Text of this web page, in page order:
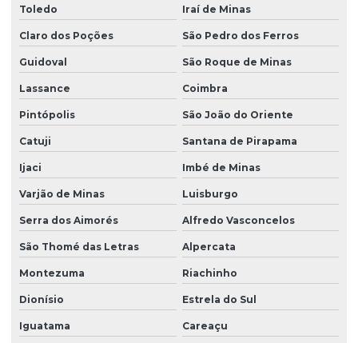
Toledo Iraí de Minas
Claro dos Poções São Pedro dos Ferros
Guidoval São Roque de Minas
Lassance Coimbra
Pintópolis São João do Oriente
Catuji Santana de Pirapama
Ijaci Imbé de Minas
Varjão de Minas Luisburgo
Serra dos Aimorés Alfredo Vasconcelos
São Thomé das Letras Alpercata
Montezuma Riachinho
Dionísio Estrela do Sul
Iguatama Careaçu